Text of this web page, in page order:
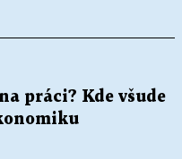
práci? Kde všude